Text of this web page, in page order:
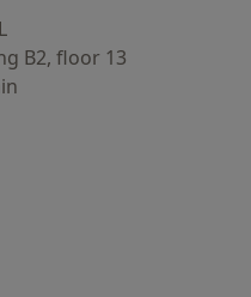
B2, floor 13